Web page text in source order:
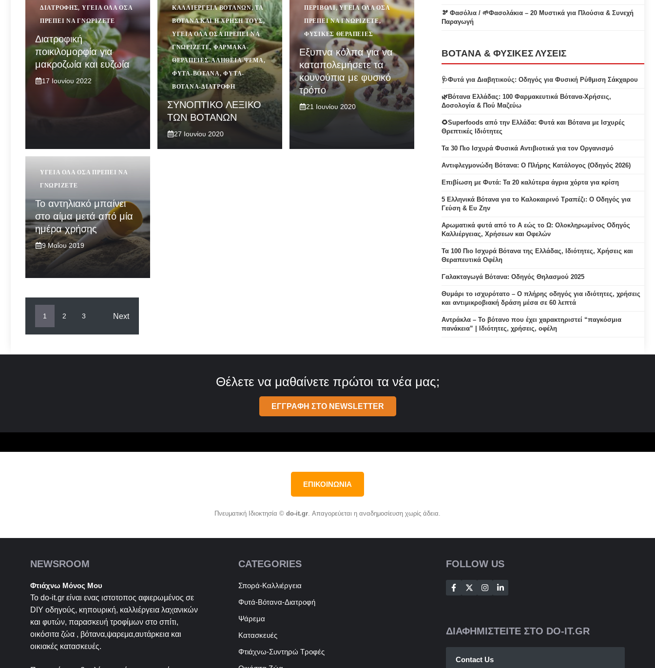
ΔΙΑΤΡΟΦΉΣ, ΥΓΕΊΑ ΌΛΑ ΌΣΑ
ΠΡΈΠΕΙ ΝΑ ΓΝΩΡΊΖΕΤΕ
Διατροφική
ποικιλομορφία για
μακροζωία και ευζωία
17 Ιουνίου 2022
ΚΑΛΛΙΈΡΓΕΙΑ ΒΟΤΆΝΩΝ,ΤΑ
ΒΌΤΑΝΑ ΚΑΙ Η ΧΡΉΣΗ ΤΟΥΣ,
ΥΓΕΊΑ ΌΛΑ ΌΣΑ ΠΡΈΠΕΙ ΝΑ
ΓΝΩΡΊΖΕΤΕ,ΦΆΡΜΑΚΑ-
ΘΕΡΑΠΕΊΕΣ-ΑΛΉΘΕΙΑ-ΨΈΜΑ,
ΦΥΤΆ-ΒΌΤΑΝΑ,ΦΥΤΆ-
ΒΌΤΑΝΑ-ΔΙΑΤΡΟΦΉ
ΣΥΝΟΠΤΙΚΟ ΛΕΞΙΚΟ
ΤΩΝ ΒΟΤΑΝΩΝ
27 Ιουνίου 2020
ΠΕΡΙΒΌΛΙ,ΥΓΕΊΑ ΌΛΑ ΌΣΑ
ΠΡΈΠΕΙ ΝΑ ΓΝΩΡΊΖΕΤΕ,
ΦΥΣΙΚΈΣ ΘΕΡΑΠΕΊΕΣ
Εξυπνα κόλπα για να
καταπολεμήσετε τα
κουνούπια με φυσικό
τρόπο
21 Ιουνίου 2020
ΥΓΕΊΑ ΌΛΑ ΌΣΑ ΠΡΈΠΕΙ ΝΑ
ΓΝΩΡΊΖΕΤΕ
Το αντηλιακό μπαίνει
στο αίμα μετά από μία
ημέρα χρήσης
9 Μαΐου 2019
1 2 3 Next
🫘 Φασόλια / 🌱Φασολάκια – 20 Μυστικά για Πλούσια & Συνεχή
Παραγωγή
ΒΟΤΑΝΑ & ΦΥΣΙΚΕΣ ΛΥΣΕΙΣ
🩺Φυτά για Διαβητικούς: Οδηγός για Φυσική Ρύθμιση Σάκχαρου
🌿Βότανα Ελλάδας: 100 Φαρμακευτικά Βότανα-Χρήσεις,
Δοσολογία & Πού Μαζεύω
🌻Superfoods από την Ελλάδα: Φυτά και Βότανα με Ισχυρές
Θρεπτικές Ιδιότητες
Τα 30 Πιο Ισχυρά Φυσικά Αντιβιοτικά για τον Οργανισμό
Αντιφλεγμονώδη Βότανα: Ο Πλήρης Κατάλογος (Οδηγός 2026)
Επιβίωση με Φυτά: Τα 20 καλύτερα άγρια χόρτα για κρίση
5 Ελληνικά Βότανα για το Καλοκαιρινό Τραπέζι: Ο Οδηγός για
Γεύση & Ευ Ζην
Αρωματικά φυτά από το Α εώς το Ω: Ολοκληρωμένος Οδηγός
Καλλιέργειας, Χρήσεων και Οφελών
Τα 100 Πιο Ισχυρά Βότανα της Ελλάδας, Ιδιότητες, Χρήσεις και
Θεραπευτικά Οφέλη
Γαλακταγωγά Βότανα: Οδηγός Θηλασμού 2025
Θυμάρι το ισχυρότατο – Ο πλήρης οδηγός για ιδιότητες, χρήσεις
και αντιμικροβιακή δράση μέσα σε 60 λεπτά
Αντράκλα – Το βότανο που έχει χαρακτηριστεί “παγκόσμια
πανάκεια” | Ιδιότητες, χρήσεις, οφέλη
Θέλετε να μαθαίνετε πρώτοι τα νέα μας;
ΕΓΓΡΑΦΗ ΣΤΟ NEWSLETTER
ΕΠΙΚΟΙΝΩΝΙΑ
Πνευματική Ιδιοκτησία © do-it.gr. Απαγορεύεται η αναδημοσίευση χωρίς άδεια.
NEWSROOM
Φτιάχνω Μόνος Μου
Το do-it.gr είναι ενας ιστοτοπος αφιερωμένος σε
DIY οδηγούς, κηπουρική, καλλιέργεια λαχανικών
και φυτών, παρασκευή τροφίμων στο σπίτι,
οικόσιτα ζώα , βότανα,ψαρεμα,αυτάρκεια και
οικιακές κατασκευές.
CATEGORIES
Σπορά-Καλλιέργεια
Φυτά-Βότανα-Διατροφή
Ψάρεμα
Κατασκευές
Φτιάχνω-Συντηρώ Τροφές
FOLLOW US
ΔΙΑΦΗΜΙΣΤΕΙΤΕ ΣΤΟ DO-IT.GR
Contact Us